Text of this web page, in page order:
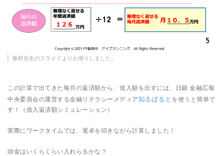
飯村先生のスライドよりお借りしました。
この計算で出てきた毎月の返済額から、借入額を出すには、日銀 金融広報
中央委員会の運営する金融リテラシーメディア知るぽると を使うと簡単で
す！（借入返済額シミュレーション）
実際にワークタイムでは、電卓を叩きながら計算しました！
頭金はいくらくらい入れらるかな？